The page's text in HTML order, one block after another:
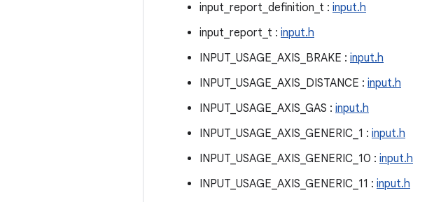
input_report_definition_t : input.h
input_report_t : input.h
INPUT_USAGE_AXIS_BRAKE : input.h
INPUT_USAGE_AXIS_DISTANCE : input.h
INPUT_USAGE_AXIS_GAS : input.h
INPUT_USAGE_AXIS_GENERIC_1 : input.h
INPUT_USAGE_AXIS_GENERIC_10 : input.h
INPUT_USAGE_AXIS_GENERIC_11 : input.h